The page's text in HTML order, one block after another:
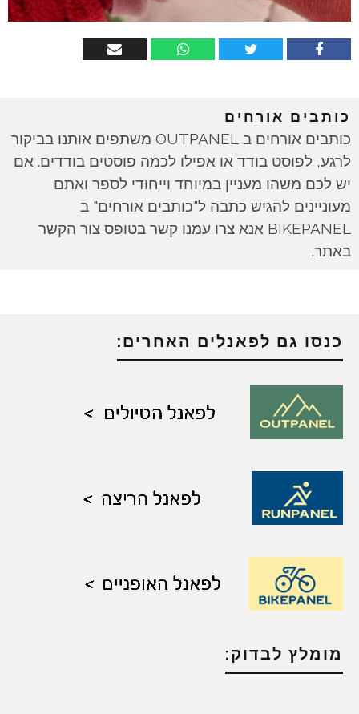
כותבים אורחים
כותבים אורחים ב OUTPANEL משתפים אותנו בביקור
לרגע, לפוסט בודד או אפילו לכמה פוסטים בודדים. אם
יש לכם משהו מעניין במיוחד וייחודי לספר ואתם
מעוניינים להגיש כתבה ל"כותבים אורחים" ב
BIKEPANEL אנא צרו עמנו קשר בטופס צור הקשר
באתר.
כנסו גם לפאנלים האחרים:
מומלץ לבדוק: